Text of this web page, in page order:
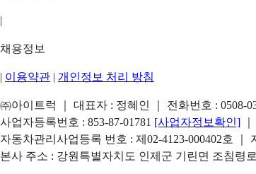
|
채용정보
| 이용약관 | 개인정보 처리 방침
㈜아이트럭 ｜ 대표자 : 정혜인 ｜ 전화번호 : 0508-
사업자등록번호 : 853-87-01781 [사업자정보확인]
자동차관리사업등록 번호 : 제02-4123-000402호
본사 주소 : 강원특별자치도 인제군 기린면 조침령